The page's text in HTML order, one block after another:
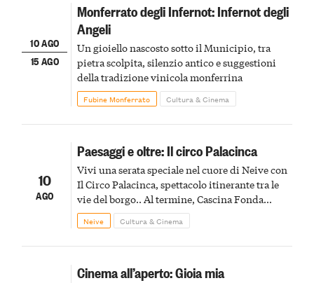
10 AGO
15 AGO
Monferrato degli Infernot: Infernot degli
Angeli
Un gioiello nascosto sotto il Municipio, tra
pietra scolpita, silenzio antico e suggestioni
della tradizione vinicola monferrina
Fubine Monferrato Cultura & Cinema
10
AGO
Paesaggi e oltre: Il circo Palacinca
Vivi una serata speciale nel cuore di Neive con
Il Circo Palacinca, spettacolo itinerante tra le
vie del borgo.. Al termine, Cascina Fonda
Winery offrirà una degustazione di due
spumanti.
Neive Cultura & Cinema
Cinema all’aperto: Gioia mia